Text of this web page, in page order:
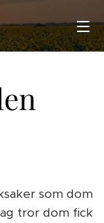
som dom
tror dom fick